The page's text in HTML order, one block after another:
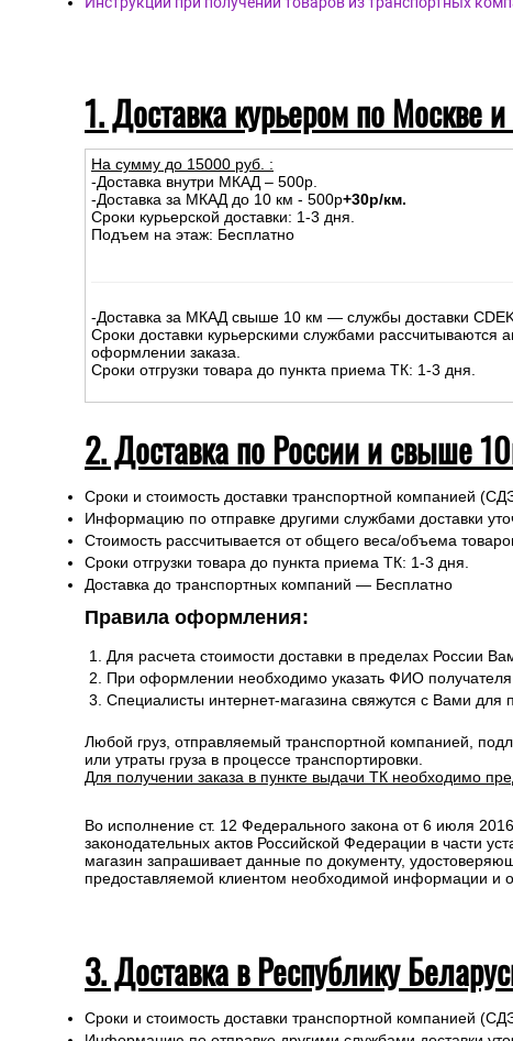
1. Доставка курьером по Москве
На сумму до 15000 руб. :
-Доставка внутри МКАД – 500р.
-Доставка за МКАД до 10 км - 500р+30р/км.
Сроки курьерской доставки: 1-3 дня.
Подъем на этаж: Бесплатно
-Доставка за МКАД свыше 10 км — службы доставки
Сроки доставки курьерскими службами рассчитываются
оформлении заказа.
Сроки отгрузки товара до пункта приема ТК: 1-3 дня.
2. Доставка по России и свыше
Сроки и стоимость доставки транспортной компанией
Информацию по отправке другими службами доставки
Стоимость рассчитывается от общего веса/объема
Сроки отгрузки товара до пункта приема ТК: 1-3 дня.
Доставка до транспортных компаний — Бесплатно
Правила оформления:
Для расчета стоимости доставки в пределах России
При оформлении необходимо указать ФИО
Специалисты интернет-магазина свяжутся с Вами для
Любой груз, отправляемый транспортной компанией,
или утраты груза в процессе транспортировки.
Для получении заказа в пункте выдачи ТК необходимо
Во исполнение ст. 12 Федерального закона от 6 июля
законодательных актов Российской Федерации в части
магазин запрашивает данные по документу,
предоставляемой клиентом необходимой информации и
3. Доставка в Республику
Сроки и стоимость доставки транспортной компанией